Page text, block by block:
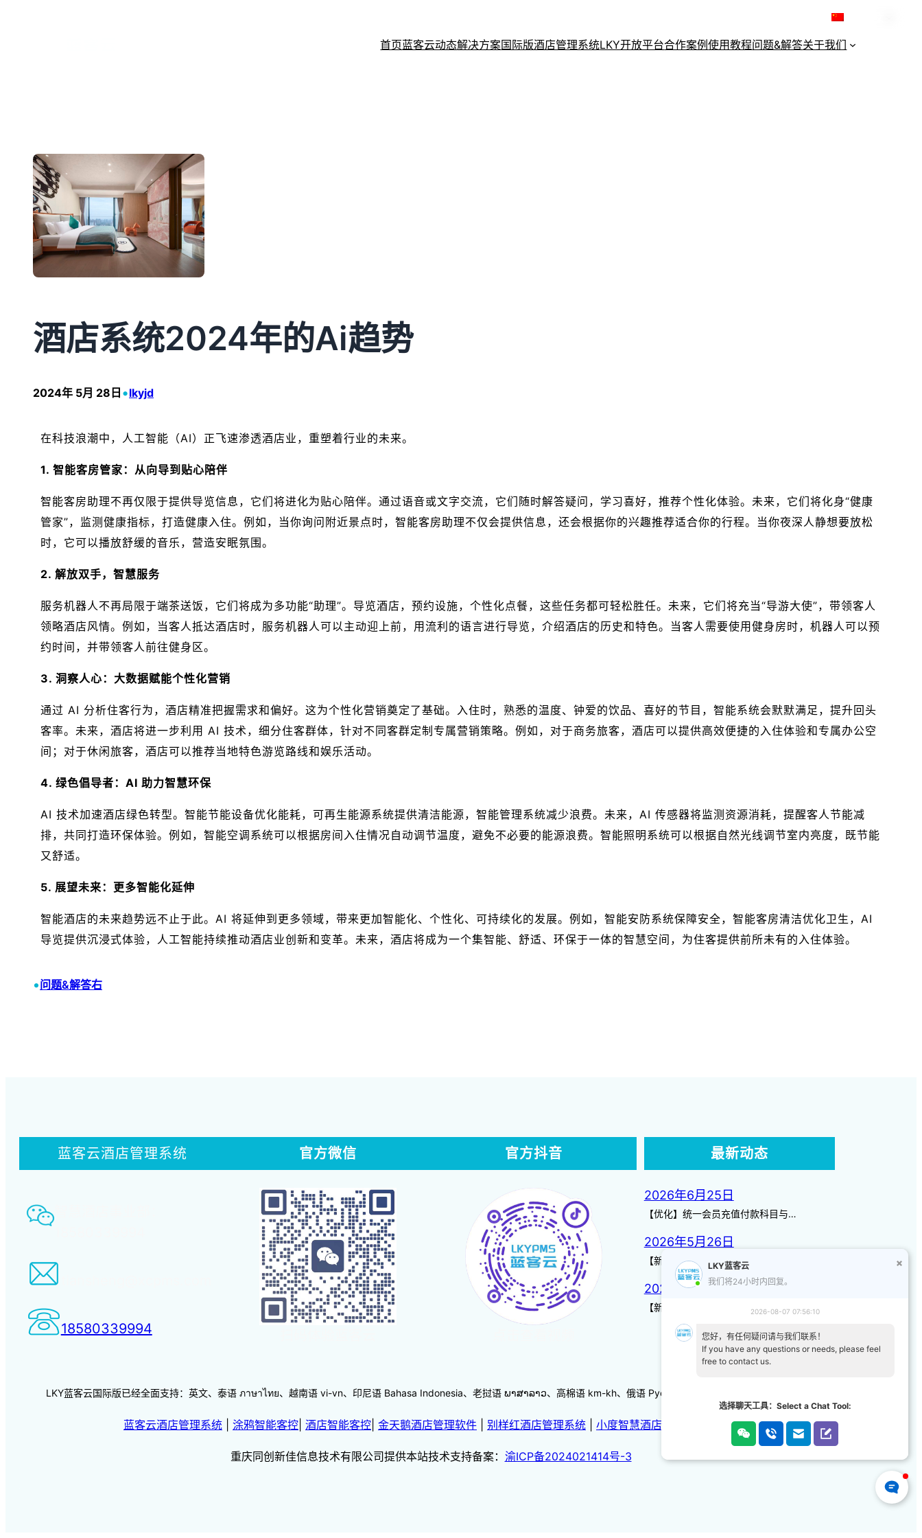
首页蓝客云动态解决方案国际版酒店管理系统LKY开放平台合作案例使用教程问题&解答关于我们
酒店系统2024年的Ai趋势
2024年 5月 28日 •lkyjd
在科技浪潮中，人工智能（AI）正飞速渗透酒店业，重塑着行业的未来。
1. 智能客房管家：从向导到贴心陪伴
智能客房助理不再仅限于提供导览信息，它们将进化为贴心陪伴。通过语音或文字交流，它们随时解答疑问，学习喜好，推荐个性化体验。未来，它们将化身“健康
管家”，监测健康指标，打造健康入住。例如，当你询问附近景点时，智能客房助理不仅会提供信息，还会根据你的兴趣推荐适合你的行程。当你夜深人静想要放松
时，它可以播放舒缓的音乐，营造安眠氛围。
2. 解放双手，智慧服务
服务机器人不再局限于端茶送饭，它们将成为多功能“助理”。导览酒店，预约设施，个性化点餐，这些任务都可轻松胜任。未来，它们将充当“导游大使”，带领客人
领略酒店风情。例如，当客人抵达酒店时，服务机器人可以主动迎上前，用流利的语言进行导览，介绍酒店的历史和特色。当客人需要使用健身房时，机器人可以预
约时间，并带领客人前往健身区。
3. 洞察人心：大数据赋能个性化营销
通过 AI 分析住客行为，酒店精准把握需求和偏好。这为个性化营销奠定了基础。入住时，熟悉的温度、钟爱的饮品、喜好的节目，智能系统会默默满足，提升回头
客率。未来，酒店将进一步利用 AI 技术，细分住客群体，针对不同客群定制专属营销策略。例如，对于商务旅客，酒店可以提供高效便捷的入住体验和专属办公空
间；对于休闲旅客，酒店可以推荐当地特色游览路线和娱乐活动。
4. 绿色倡导者：AI 助力智慧环保
AI 技术加速酒店绿色转型。智能节能设备优化能耗，可再生能源系统提供清洁能源，智能管理系统减少浪费。未来，AI 传感器将监测资源消耗，提醒客人节能减
排，共同打造环保体验。例如，智能空调系统可以根据房间入住情况自动调节温度，避免不必要的能源浪费。智能照明系统可以根据自然光线调节室内亮度，既节能
又舒适。
5. 展望未来：更多智能化延伸
智能酒店的未来趋势远不止于此。AI 将延伸到更多领域，带来更加智能化、个性化、可持续化的发展。例如，智能安防系统保障安全，智能客房清洁优化卫生，AI
导览提供沉浸式体验，人工智能持续推动酒店业创新和变革。未来，酒店将成为一个集智能、舒适、环保于一体的智慧空间，为住客提供前所未有的入住体验。
•问题&解答右
蓝客云酒店管理系统
智慧酒店事业部：
18580339994
官方微信 官方抖音 最新动态
2026年6月25日
【优化】统一会员充值付款科目与…
2026年5月26日
【新增】自定义储值金额 背景案…
2026年3月14日
【新增】页面图标 【优化】日历…
LKY蓝客云国际版已经全面支持：英文、泰语 ภาษาไทย、越南语 vi-vn、印尼语 Bahasa Indonesia、老挝语 ພາສາລາວ、高棉语 km-kh、俄语 Русский 、韩语/朝鲜语한국어、日本語
蓝客云酒店管理系统 涂鸦智能客控 酒店智能客控 金天鹅酒店管理软件 别样红酒店管理系统 小度智慧酒店 天猫智慧酒店
重庆同创新佳信息技术有限公司提供本站技术支持备案： 渝ICP备2024021414号-3
LKY蓝客云
我们将24小时内回复。
2026-08-07 07:56:10
您好，有任何疑问请与我们联系！
If you have any questions or needs, please feel
free to contact us.
选择聊天工具：Select a Chat Tool: